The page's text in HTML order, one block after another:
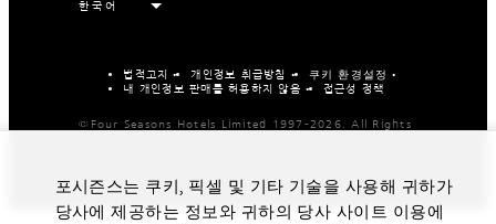
법적고지 개인정보 취급방침
쿠키 환경설정
내 개인정보 판매를 허용하지 않음
접근성 정책
©Four Seasons Hotels Limited 1997-2026. All Rights
포시즌스는 쿠키, 픽셀 및 기타 기술을 사용해 귀하가
당사에 제공하는 정보와 귀하의 당사 사이트 이용에